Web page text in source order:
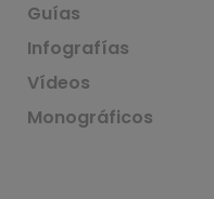
Guías
Infografías
Vídeos
Monográficos